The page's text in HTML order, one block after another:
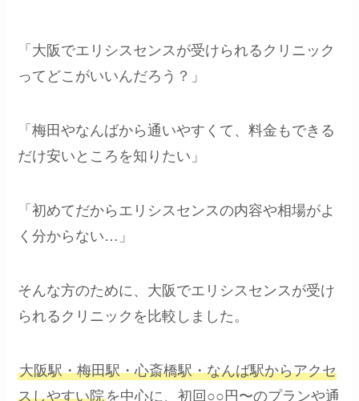
「大阪でエリシスセンスが受けられるクリニック
ってどこがいいんだろう？」
「梅田やなんばから通いやすくて、料金もできる
だけ安いところを知りたい」
「初めてだからエリシスセンスの内容や相場がよ
く分からない…」
そんな方のために、大阪でエリシスセンスが受け
られるクリニックを比較しました。
大阪駅・梅田駅・心斎橋駅・なんば駅からアクセ
スしやすい院を中心に、初回○○円〜のプランや通